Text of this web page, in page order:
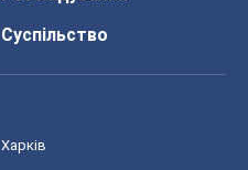
Суспільство
Харків